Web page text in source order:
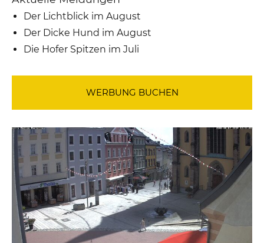
Der Lichtblick im August
Der Dicke Hund im August
Die Hofer Spitzen im Juli
WERBUNG BUCHEN